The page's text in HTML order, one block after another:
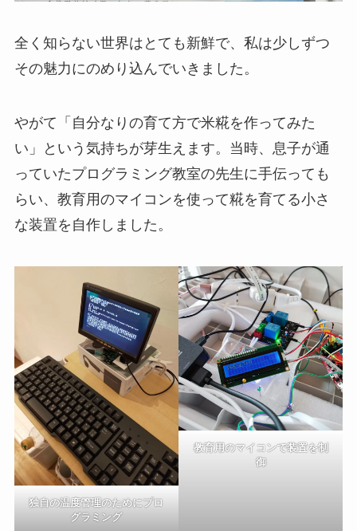
全く知らない世界はとても新鮮で、私は少しずつ
その魅力にのめり込んでいきました。
やがて「自分なりの育て方で米糀を作ってみた
い」という気持ちが芽生えます。当時、息子が通
っていたプログラミング教室の先生に手伝っても
らい、教育用のマイコンを使って糀を育てる小さ
な装置を自作しました。
独自の温度管理のためにプロ
グラミング
教育用のマイコンで装置を制
御